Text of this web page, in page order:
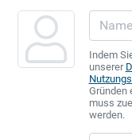
Indem
unserer
Gründen
muss
werden.